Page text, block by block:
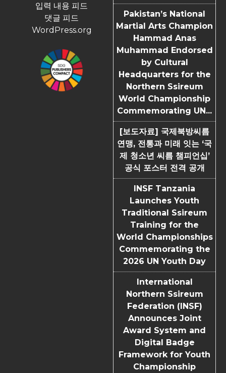
입력 내용 피드
댓글 피드
WordPress.org
Pakistan’s National
Martial Arts Champion
Hammad Anas
Muhammad Endorsed
by Cultural
Headquarters for the
Northern Ssireum
World Championship
Commemorating UN...
[보도자료] 국제북방씨름
연맹, 전통과 미래 잇는 ‘국
제 청소년 씨름 챔피언십’
공식 포스터 전격 공개
INSF Tanzania
Launches Youth
Traditional Ssireum
Training for the
World Championships
Commemorating the
2026 UN Youth Day
International
Northern Ssireum
Federation (INSF)
Announces Joint
Award System and
Digital Badge
Framework for Youth
Championship